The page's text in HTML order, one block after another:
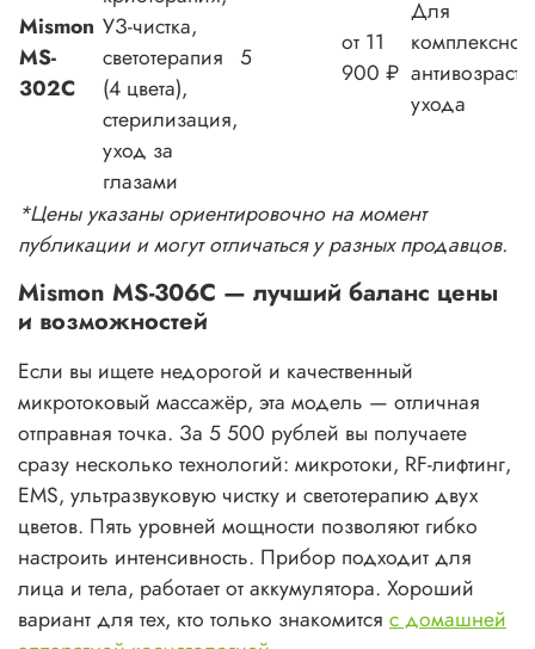
Mismon
MS-
302C
УЗ-чистка,
светотерапия
(4 цвета),
стерилизация,
уход за
глазами
5
от 11
900 ₽
Для
ухода
*Цены указаны ориентировочно на момент
публикации и могут отличаться у разных продавцов.
Mismon MS-306C — лучший баланс цены
и возможностей
Если вы ищете недорогой и качественный
микротоковый массажёр, эта модель — отличная
отправная точка. За 5 500 рублей вы получаете
сразу несколько технологий: микротоки, RF-лифтинг,
EMS, ультразвуковую чистку и светотерапию двух
цветов. Пять уровней мощности позволяют гибко
настроить интенсивность. Прибор подходит для
лица и тела, работает от аккумулятора. Хороший
вариант для тех, кто только знакомится с домашней